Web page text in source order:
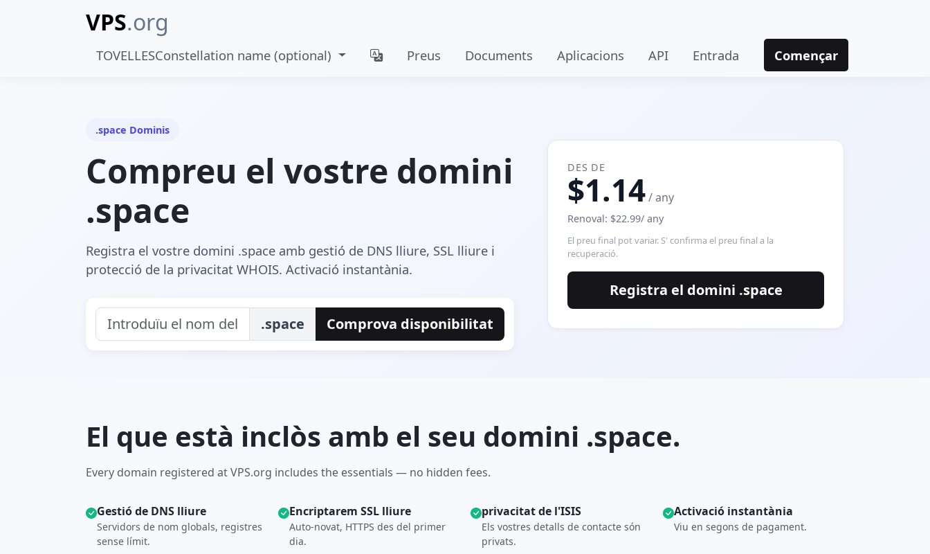
VPS.org
TOVELLESConstellation name (optional) Preus Documents Aplicacions API Entrada Començar
.space Dominis
Compreu el vostre domini
.space
Registra el vostre domini .space amb gestió de DNS lliure, SSL lliure i
protecció de la privacitat WHOIS. Activació instantània.
.space Comprova disponibilitat
DES DE
$1.14/ any
Renoval: $22.99/ any
El preu final pot variar. S' confirma el preu final a la
recuperació.
Registra el domini .space
El que està inclòs amb el seu domini .space.
Every domain registered at VPS.org includes the essentials — no hidden fees.
Gestió de DNS lliure
Servidors de nom globals, registres
sense límit.
Encriptarem SSL lliure
Auto-novat, HTTPS des del primer
dia.
privacitat de l'ISIS
Els vostres detalls de contacte són
privats.
Activació instantània
Viu en segons de pagament.